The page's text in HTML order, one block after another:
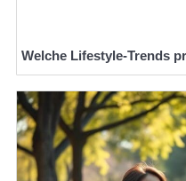
Welche Lifestyle-Trends